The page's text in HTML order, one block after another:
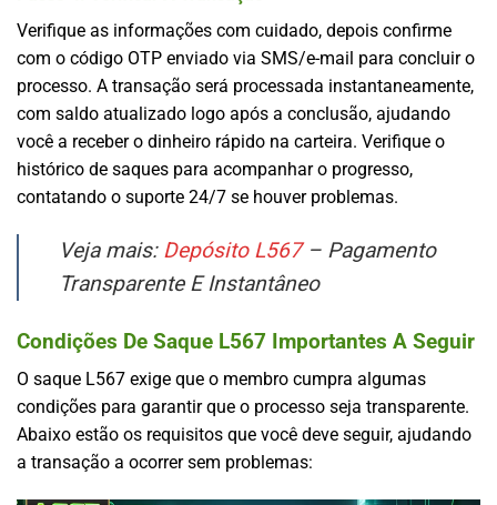
Verifique as informações com cuidado, depois confirme
com o código OTP enviado via SMS/e-mail para concluir o
processo. A transação será processada instantaneamente,
com saldo atualizado logo após a conclusão, ajudando
você a receber o dinheiro rápido na carteira. Verifique o
histórico de saques para acompanhar o progresso,
contatando o suporte 24/7 se houver problemas.
Veja mais: Depósito L567– Pagamento
Transparente E Instantâneo
Condições De Saque L567 Importantes A Seguir
O saque L567 exige que o membro cumpra algumas
condições para garantir que o processo seja transparente.
Abaixo estão os requisitos que você deve seguir, ajudando
a transação a ocorrer sem problemas: